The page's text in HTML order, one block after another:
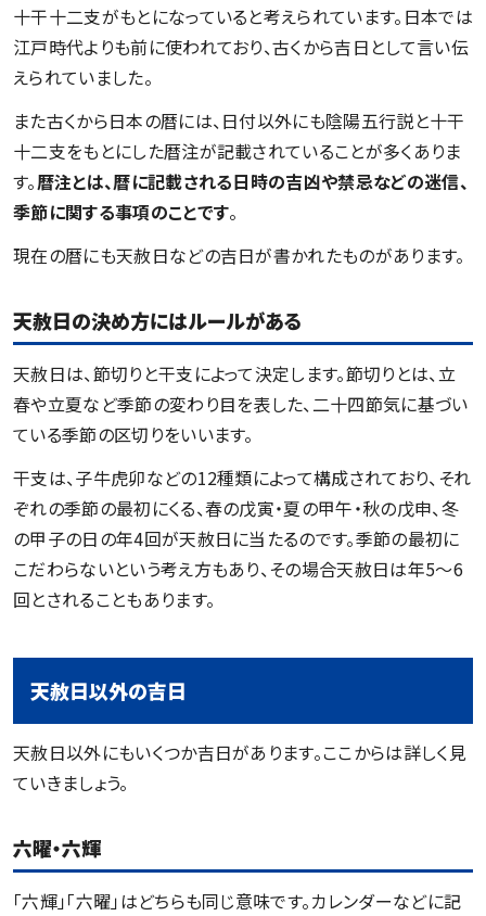
十干十二支がもとになっていると考えられています。日本では
江戸時代よりも前に使われており、古くから吉日として言い伝
えられていました。
また古くから日本の暦には、日付以外にも陰陽五行説と十干
十二支をもとにした暦注が記載されていることが多くありま
す。暦注とは、暦に記載される日時の吉凶や禁忌などの迷信、
季節に関する事項のことです。
現在の暦にも天赦日などの吉日が書かれたものがあります。
天赦日の決め方にはルールがある
天赦日は、節切りと干支によって決定します。節切りとは、立
春や立夏など季節の変わり目を表した、二十四節気に基づい
ている季節の区切りをいいます。
干支は、子牛虎卯などの12種類によって構成されており、それ
ぞれの季節の最初にくる、春の戊寅・夏の甲午・秋の戊申、冬
の甲子の日の年4回が天赦日に当たるのです。季節の最初に
こだわらないという考え方もあり、その場合天赦日は年5〜6
回とされることもあります。
天赦日以外の吉日
天赦日以外にもいくつか吉日があります。ここからは詳しく見
ていきましょう。
六曜・六輝
「六輝」「六曜」はどちらも同じ意味です。カレンダーなどに記